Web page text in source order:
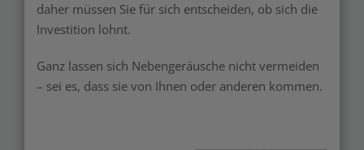
daher müssen Sie für sich entscheiden, ob sich die
Investition lohnt.
Ganz lassen sich Nebengeräusche nicht vermeiden
– sei es, dass sie von Ihnen oder anderen kommen.